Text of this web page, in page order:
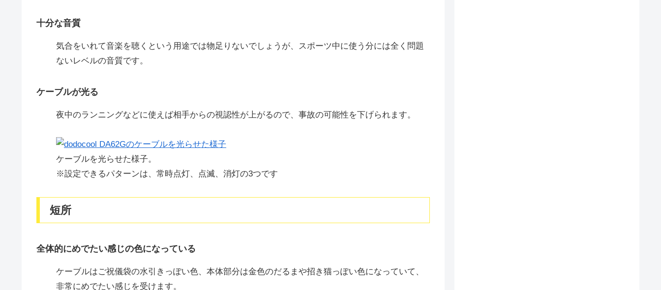
十分な音質
気合をいれて音楽を聴くという用途では物足りないでしょうが、スポーツ中に使う分には全く問題
ないレベルの音質です。
ケーブルが光る
夜中のランニングなどに使えば相手からの視認性が上がるので、事故の可能性を下げられます。
ケーブルを光らせた様子。
※設定できるパターンは、常時点灯、点滅、消灯の3つです
短所
全体的にめでたい感じの色になっている
ケーブルはご祝儀袋の水引きっぽい色、本体部分は金色のだるまや招き猫っぽい色になっていて、
非常にめでたい感じを受けます。